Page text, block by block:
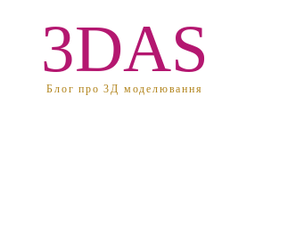
3DAS
Блог про 3Д моделювання